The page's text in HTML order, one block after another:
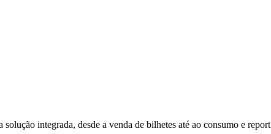
integrada, desde a venda de bilhetes até ao consumo e report